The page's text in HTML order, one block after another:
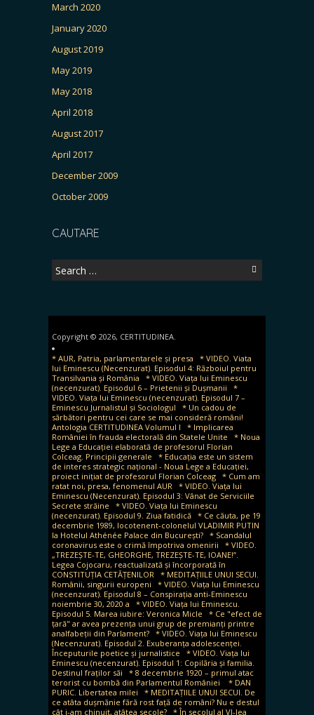
March 2020
January 2020
August 2019
May 2019
May 2018
April 2018
August 2017
April 2017
December 2009
October 2009
CAUTARE
Search
for:
Copyright © 2026, CERTITUDINEA.
* AUR, Patria, parlamentarele și presa
* VIDEO. Viata
lui Eminescu (Necenzurat). Episodul 4: Războiul pentru
Transilvania și România
* VIDEO. Viața lui Eminescu
(necenzurat). Episodul 6 – Prietenii și Dușmanii
*
VIDEO. Viața lui Eminescu (necenzurat). Episodul 7 –
Eminescu Jurnalistul și Sociologul
* Un cadou de
sărbători pentru cei care se mai consideră români!
Antologia CERTITUDINEA Volumul I
* Implicarea
României în frauda electorală din Statele Unite
* Noua
Lege a Educației elaborată de profesorul Florian
Colceag. Principii generale
* Educația este un sistem
de interes strategic național - Noua Lege a Educației,
proiect inițiat de profesorul Florian Colceag * Cum am
ratat noi, presa, fenomenul AUR * VIDEO. Viața lui
Eminescu (Necenzurat). Episodul 3: Vânat de Serviciile
Secrete străine
* VIDEO. Viața lui Eminescu
(necenzurat). Episodul 9. Ziua fatidică * Ce căuta, pe 19
decembrie 1989, locotenent-colonelul VLADIMIR PUTIN
la Hotelul Athénée Palace din București? * Scandalul
coronavirus este o crimă împotriva omenirii
* VIDEO.
„TREZEȘTE-TE, GHEORGHE, TREZEȘTE-TE, IOANE!”.
Legea Cojocaru, reactualizată și încorporată în
CONSTITUȚIA CETĂȚENILOR * MEDITAȚIILE UNUI SECUI.
Românii, singurii europeni
* VIDEO. Viața lui Eminescu
(necenzurat). Episodul 8 – Conspirația anti-Eminescu
noiembrie 30, 2020 a
* VIDEO. Viața lui Eminescu.
Episodul 5. Marea iubire: Veronica Micle
* Ce "efect de
țară" ar avea prezența unui grup de premianți printre
analfabeții din Parlament? * VIDEO. Viața lui Eminescu
(Necenzurat). Episodul 2. Exuberanța adolescenței.
Începuturile poetice și jurnalistice
* VIDEO. Viața lui
Eminescu (necenzurat). Episodul 1: Copilăria și familia.
Destinul fraților săi
* 8 decembrie 1920 – primul atac
terorist cu bombă din Parlamentul României
* DAN
PURIC. Libertatea milei
* MEDITAȚIILE UNUI SECUI. De
ce atâta dușmănie fără rost față de români? Nu e destul
cât i-am chinuit, atâtea secole? * În secolul al VI-lea